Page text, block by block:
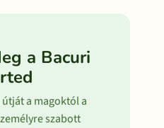
a Bacuri
a magoktól a
szabott